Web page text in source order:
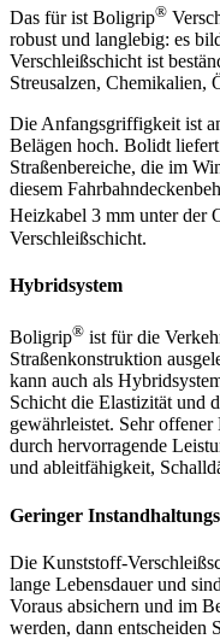
Das für ist Boligrip®
robust und langlebig: es
Verschleißschicht ist
Streusalzen, Chemikalien,
Die Anfangsgriffigkeit ist
Belägen hoch. Bolidt
Straßenbereiche, die im
diesem
Heizkabel 3 mm unter der
Verschleißschicht.
Hybridsystem
Boligrip® ist für die
Straßenkonstruktion
kann auch als
Schicht die Elastizität und
gewährleistet. Sehr
durch hervorragende
und ableitfähigkeit,
Geringer
Die Kunststoff-
lange Lebensdauer und
Voraus absichern und im
werden, dann entscheiden